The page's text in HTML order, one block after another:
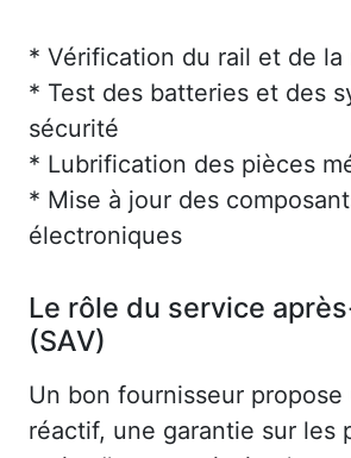
* Vérification du rail et de la
* Test des batteries et des
sécurité
* Lubrification des pièces
* Mise à jour des
électroniques
Le rôle du service
(SAV)
Un bon fournisseur propose
réactif, une garantie sur les